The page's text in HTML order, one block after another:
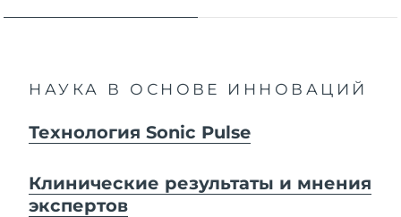
НАУКА В ОСНОВЕ ИННОВАЦИЙ
Технология Sonic Pulse
Клинические результаты и мнения
экспертов